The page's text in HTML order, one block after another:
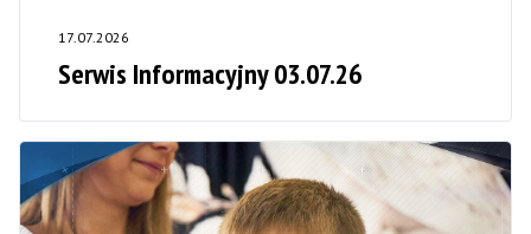
17.07.2026
Serwis Informacyjny 03.07.26